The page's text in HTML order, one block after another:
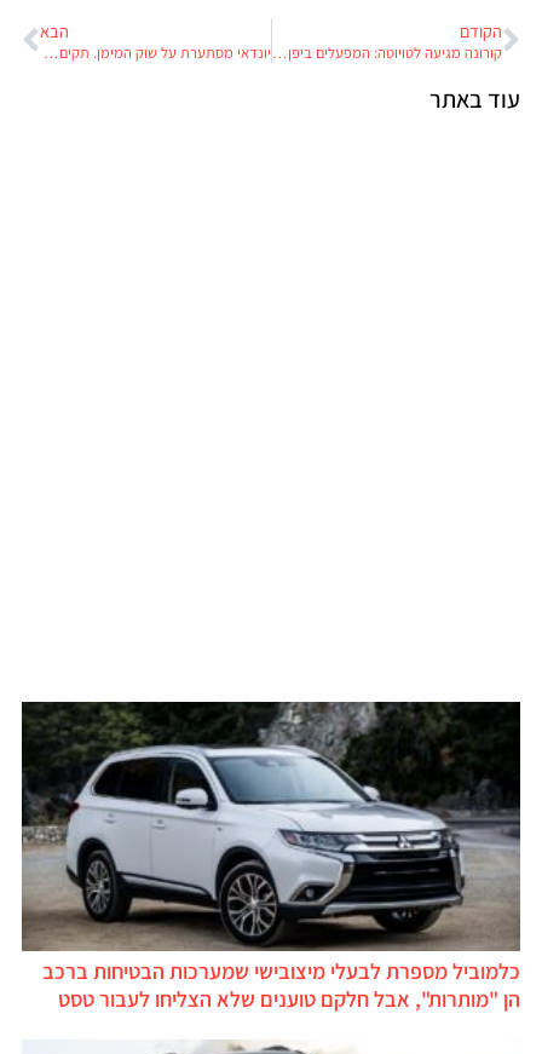
הקודם
קורונה מגיעה לטויוטה: המפעלים ביפן בסכנת השבתה
הבא
יונדאי מסתערת על שוק המימן. תקים מפעל נוסף לתאי דלק
עוד באתר
כלמוביל מספרת לבעלי מיצובישי שמערכות הבטיחות ברכב
הן "מותרות", אבל חלקם טוענים שלא הצליחו לעבור טסט